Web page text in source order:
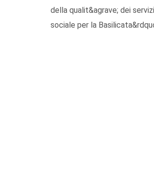
della qualit&agrave; dei
sociale per la